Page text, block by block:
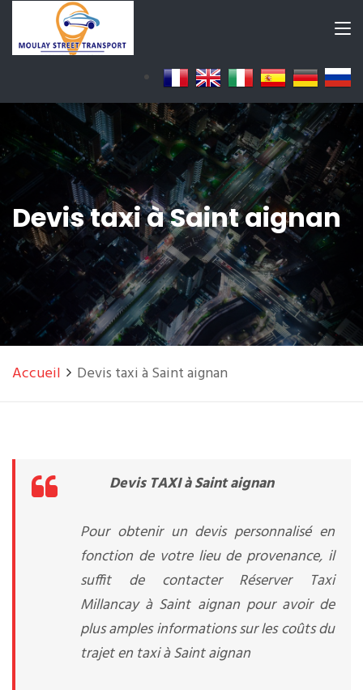
Devis taxi à Saint aignan
Accueil Devis taxi à Saint aignan
Devis TAXI à Saint aignan
Pour obtenir un devis personnalisé en
fonction de votre lieu de provenance, il
suffit de contacter Réserver Taxi
Millancay à Saint aignan pour avoir de
plus amples informations sur les coûts du
trajet en taxi à Saint aignan